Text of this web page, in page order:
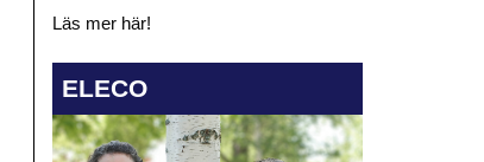
Läs mer här!
ELECO